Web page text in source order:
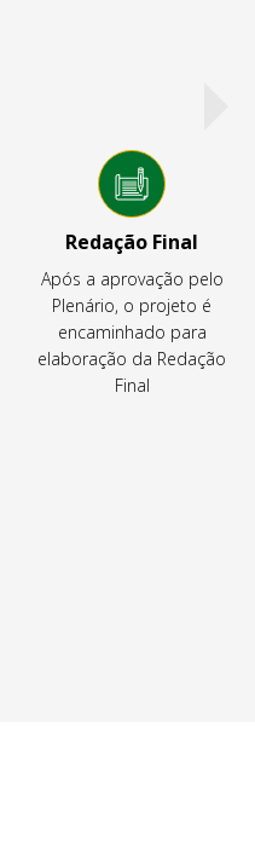
Redação Final
Após a aprovação pelo
Plenário, o projeto é
encaminhado para
elaboração da Redação
Final